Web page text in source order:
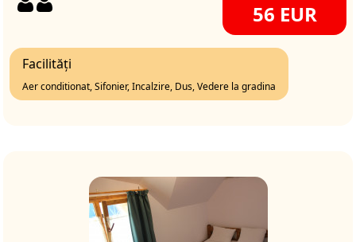
56 EUR
Facilități
Aer conditionat, Sifonier, Incalzire, Dus, Vedere la gradina